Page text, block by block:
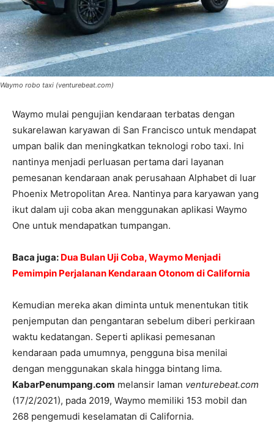
Waymo robo taxi (venturebeat.com)
Waymo mulai pengujian kendaraan terbatas dengan
sukarelawan karyawan di San Francisco untuk mendapat
umpan balik dan meningkatkan teknologi robo taxi. Ini
nantinya menjadi perluasan pertama dari layanan
pemesanan kendaraan anak perusahaan Alphabet di luar
Phoenix Metropolitan Area. Nantinya para karyawan yang
ikut dalam uji coba akan menggunakan aplikasi Waymo
One untuk mendapatkan tumpangan.
Baca juga: Dua Bulan Uji Coba, Waymo Menjadi
Pemimpin Perjalanan Kendaraan Otonom di California
Kemudian mereka akan diminta untuk menentukan titik
penjemputan dan pengantaran sebelum diberi perkiraan
waktu kedatangan. Seperti aplikasi pemesanan
kendaraan pada umumnya, pengguna bisa menilai
dengan menggunakan skala hingga bintang lima.
KabarPenumpang.com melansir laman venturebeat.com
(17/2/2021), pada 2019, Waymo memiliki 153 mobil dan
268 pengemudi keselamatan di California.